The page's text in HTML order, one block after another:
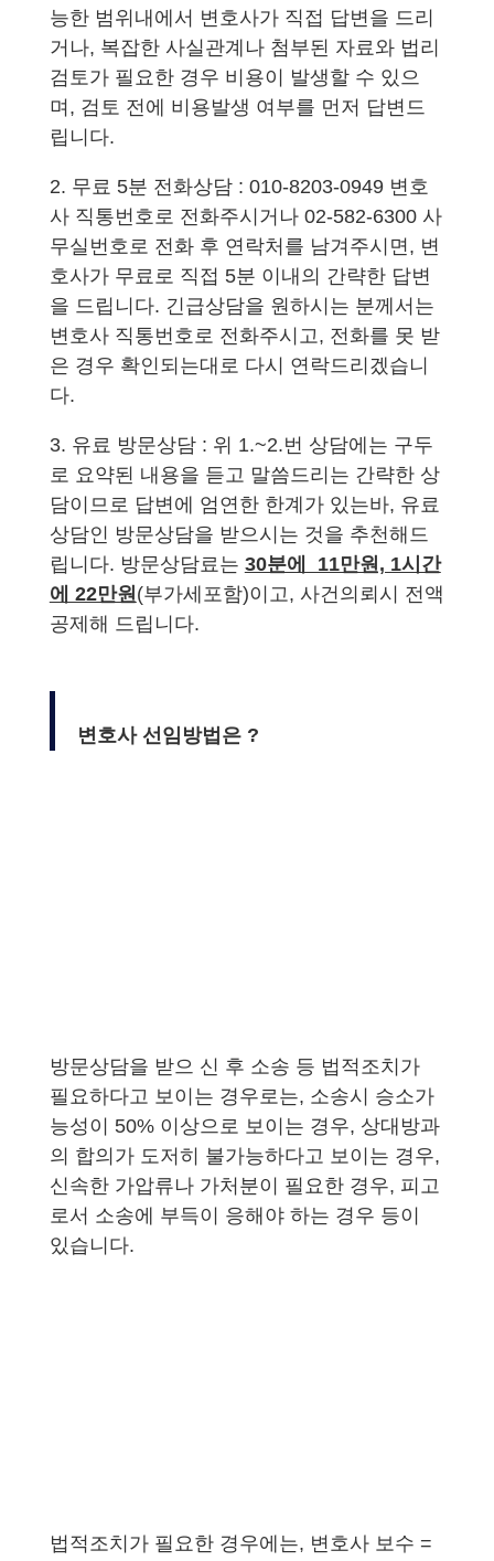
능한 범위내에서 변호사가 직접 답변을 드리
거나, 복잡한 사실관계나 첨부된 자료와 법리
검토가 필요한 경우 비용이 발생할 수 있으
며, 검토 전에 비용발생 여부를 먼저 답변드
립니다.
2. 무료 5분 전화상담 : 010-8203-0949 변호
사 직통번호로 전화주시거나 02-582-6300 사
무실번호로 전화 후 연락처를 남겨주시면, 변
호사가 무료로 직접 5분 이내의 간략한 답변
을 드립니다. 긴급상담을 원하시는 분께서는
변호사 직통번호로 전화주시고, 전화를 못 받
은 경우 확인되는대로 다시 연락드리겠습니
다.
3. 유료 방문상담 : 위 1.~2.번 상담에는 구두
로 요약된 내용을 듣고 말씀드리는 간략한 상
담이므로 답변에 엄연한 한계가 있는바, 유료
상담인 방문상담을 받으시는 것을 추천해드
립니다. 방문상담료는 30분에 11만원, 1시간
에 22만원(부가세포함)이고, 사건의뢰시 전액
공제해 드립니다.
변호사 선임방법은 ?
방문상담을 받으 신 후 소송 등 법적조치가
필요하다고 보이는 경우로는, 소송시 승소가
능성이 50% 이상으로 보이는 경우, 상대방과
의 합의가 도저히 불가능하다고 보이는 경우,
신속한 가압류나 가처분이 필요한 경우, 피고
로서 소송에 부득이 응해야 하는 경우 등이
있습니다.
법적조치가 필요한 경우에는, 변호사 보수 =